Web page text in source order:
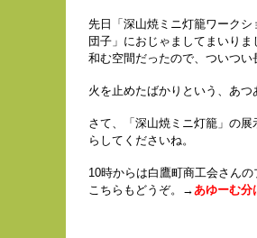
先日「深山焼ミニ灯籠ワーク
団子」におじゃましてまいりま
和む空間だったので、ついつい
火を止めたばかりという、あ
さて、「深山焼ミニ灯籠」の
らしてくださいね。
10時からは白鷹町商工会さん
こちらもどうぞ。→ あゆーむ分